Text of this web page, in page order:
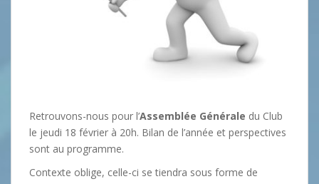
Retrouvons-nous pour l’Assemblée Générale du Club
le jeudi 18 février à 20h. Bilan de l’année et perspectives
sont au programme.
Contexte oblige, celle-ci se tiendra sous forme de